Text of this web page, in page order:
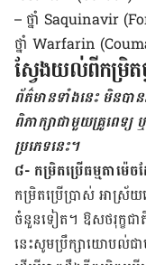
– ថ្នាំ Saquinavir
ថ្នាំ Warfarin
ស្វែង​យល់​ពី​កម្រិត​
ព័ត៌មានទាំងនេះ មិនបា
ពិភាក្សាជាមួយគ្រូពេទ្យ
ប្រភេទនេះ។
៨- កម្រិត​ប្រើ​ធម្មតា​ម៉េច​
កម្រិត​ប្រើប្រាស់​ អាស្
ចំនួន​ទៀត។ ឱសថ​រុក្ខជា
នេះ​សូម​ប្រឹក្សា​យោបល់​ជ